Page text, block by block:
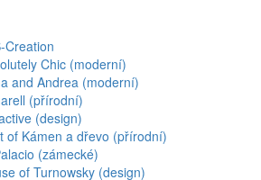
Creation
Chic (moderní)
and Andrea (moderní)
(přírodní)
(design)
of Kámen a dřevo (přírodní)
(zámecké)
of Turnowsky (design)